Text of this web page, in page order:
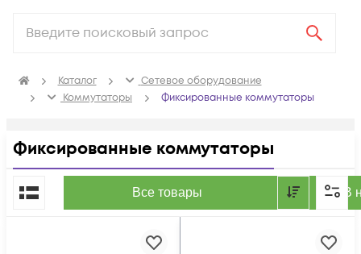
Каталог
Сетевое оборудование
Коммутаторы
Фиксированные коммутаторы
Фиксированные коммутаторы
Все товары В
По популярности